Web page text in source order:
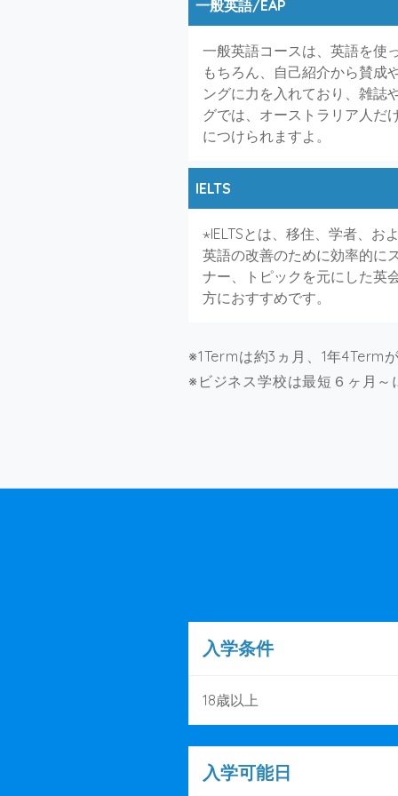
一般英語/EAP
一般英語コースは、英語を使
もちろん、自己紹介から賛成
ングに力を入れており、雑誌
グでは、オーストラリア人だ
につけられますよ。
IELTS
⋆IELTSとは、移住、学者、お
英語の改善のために効率的に
ナー、トピックを元にした英
方におすすめです。
※1Termは約3ヵ月、1年4Term
※ビジネス学校は最短６ヶ月
入学条件
18歳以上
入学可能日